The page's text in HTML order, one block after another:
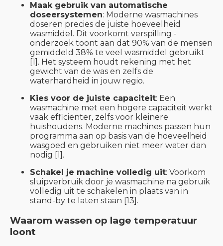
Maak gebruik van automatische
doseersystemen: Moderne wasmachines
doseren precies de juiste hoeveelheid
wasmiddel. Dit voorkomt verspilling -
onderzoek toont aan dat 90% van de mensen
gemiddeld 38% te veel wasmiddel gebruikt
[1]. Het systeem houdt rekening met het
gewicht van de was en zelfs de
waterhardheid in jouw regio.
Kies voor de juiste capaciteit: Een
wasmachine met een hogere capaciteit werkt
vaak efficiënter, zelfs voor kleinere
huishoudens. Moderne machines passen hun
programma aan op basis van de hoeveelheid
wasgoed en gebruiken niet meer water dan
nodig [1].
Schakel je machine volledig uit: Voorkom
sluipverbruik door je wasmachine na gebruik
volledig uit te schakelen in plaats van in
stand-by te laten staan [13].
Waarom wassen op lage temperatuur
loont